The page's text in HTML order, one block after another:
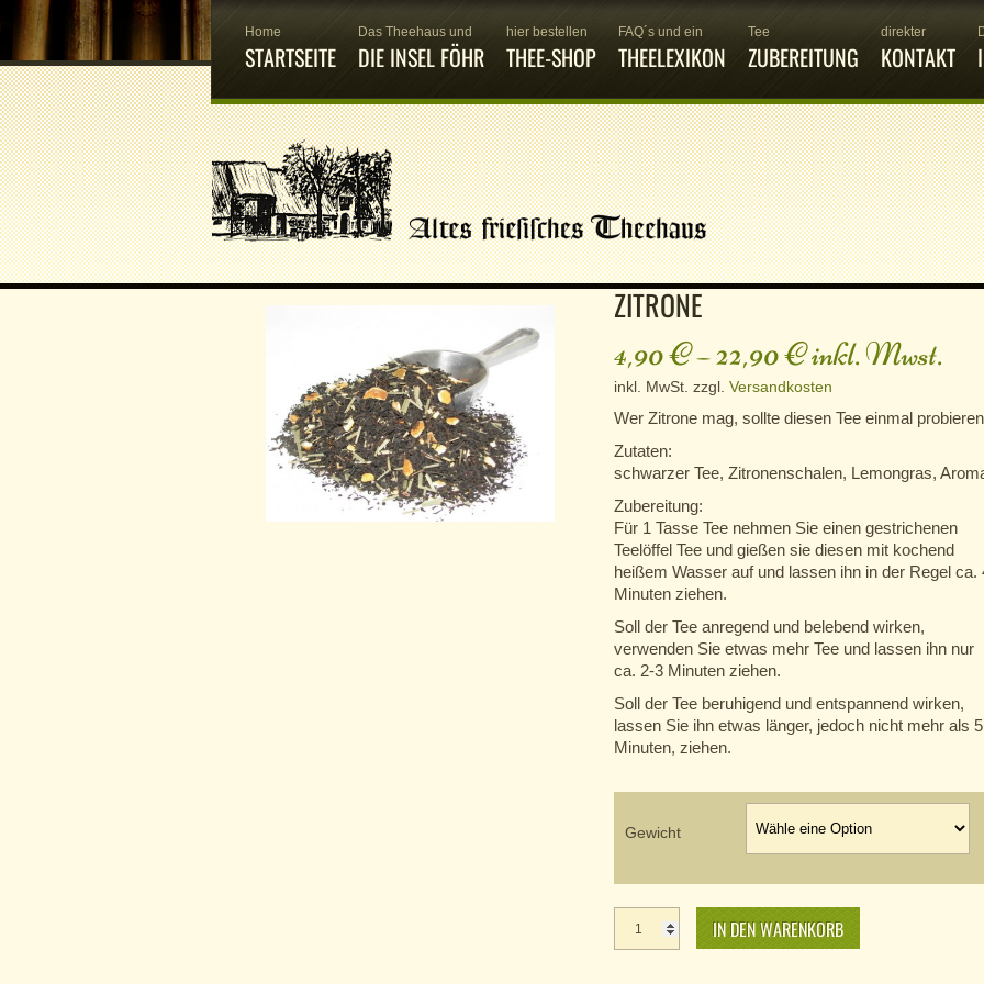
Home
STARTSEITE
Das Theehaus und
DIE INSEL FÖHR
hier bestellen
THEE-SHOP
FAQ´s und ein
THEELEXIKON
Tee
ZUBEREITUNG
direkter
KONTAKT
ZITRONE
4,90€–22,90€inkl. Mwst.
inkl. MwSt. zzgl. Versandkosten
Wer Zitrone mag, sollte diesen Tee einmal
Zutaten:
schwarzer Tee, Zitronenschalen, Lemongras,
Zubereitung:
Für 1 Tasse Tee nehmen Sie einen gestrichenen
Teelöffel Tee und gießen sie diesen mit kochend
heißem Wasser auf und lassen ihn in der Regel ca.
Minuten ziehen.
Soll der Tee anregend und belebend wirken,
verwenden Sie etwas mehr Tee und lassen ihn nur
ca. 2-3 Minuten ziehen.
Soll der Tee beruhigend und entspannend wirken,
lassen Sie ihn etwas länger, jedoch nicht mehr als 5
Minuten, ziehen.
Gewicht
Zitrone
Menge
IN DEN WARENKORB